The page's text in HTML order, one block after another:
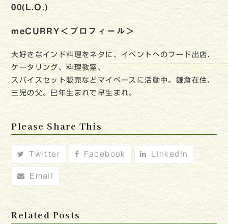
00(L.O.)
meCURRY＜プロフィール＞
大好きなインド料理をネタに、イベントへのフード出店、
ケータリング、料理教室、
スパイスセット販売などマイペースに活動中。鎌倉在住、
三児の父。巳年生まれで早生まれ。
Please Share This
Twitter Facebook LinkedIn
Email
Related Posts